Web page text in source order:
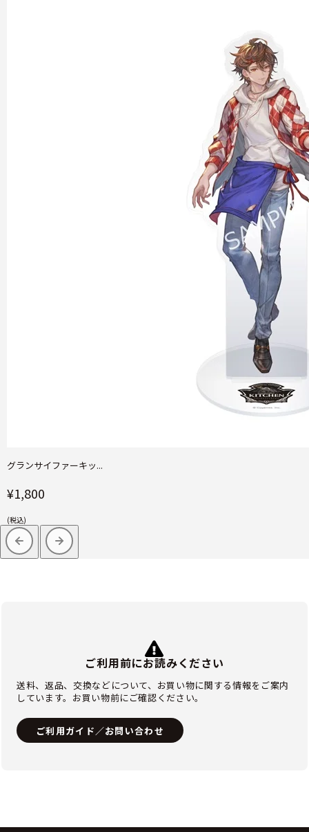
グランサイファーキッ...
¥1,800
(税込)
ご利用前にお読みください
送料、返品、交換などについて、お買い物に関する情報をご案内
しています。お買い物前にご確認ください。
ご利用ガイド／お問い合わせ